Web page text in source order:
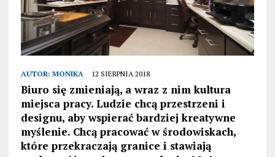
AUTOR: MONIKA 12 SIERPNIA 2018
Biuro się zmieniają, a wraz z nim kultura
miejsca pracy. Ludzie chcą przestrzeni i
designu, aby wspierać bardziej kreatywne
myślenie. Chcą pracować w środowiskach,
które przekraczają granice i stawiają